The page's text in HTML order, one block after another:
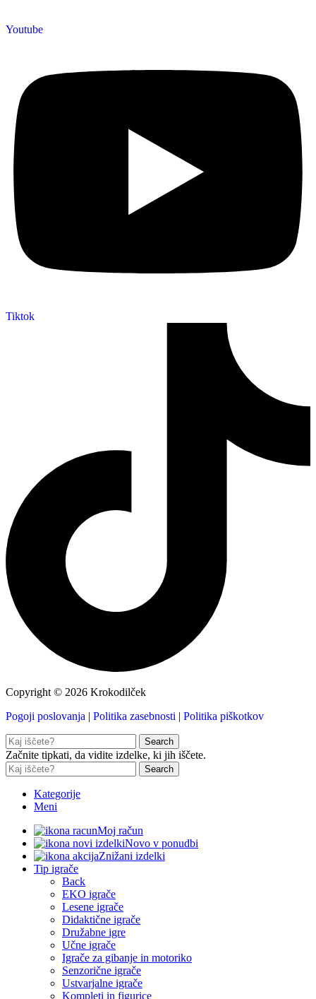
Youtube
Tiktok
Copyright © 2026 Krokodilček
Pogoji poslovanja | Politika zasebnosti | Politika piškotkov
Search
Začnite tipkati, da vidite izdelke, ki jih iščete.
Search
Kategorije
Meni
Moj račun
Novo v ponudbi
Znižani izdelki
Tip igrače
Back
EKO igrače
Lesene igrače
Didaktične igrače
Družabne igre
Učne igrače
Igrače za gibanje in motoriko
Senzorične igrače
Ustvarjalne igrače
Kompleti in figurice